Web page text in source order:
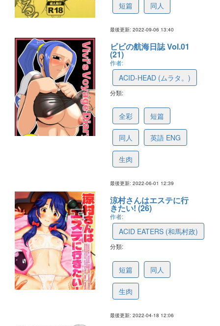
短篇 同人
最後更新: 2022-09-06 13:40
ビビの航海日誌 Vol.01
(21)
作者:
ACID-HEAD (ムラタ。)
分類:
全彩 短篇
同人 英語 ENG
生肉
最後更新: 2022-06-01 12:39
涼村さんはエステに行
きたい! (26)
作者:
ACID EATERS (和馬村政)
分類:
短篇 同人
生肉
最後更新: 2022-04-18 12:06